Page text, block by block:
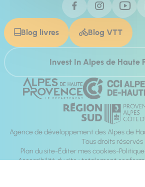
Blog livres Blog VTT
Invest In Alpes de Haute
Agence de développement des Alpes de
Tous droits réservés
Plan du site Éditer mes cookies
Accessibilité du site : totalement